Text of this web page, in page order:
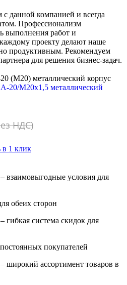
с данной компанией и всегда
Профессионализм
выполнения работ и
проекту делают наше
продуктивным. Рекомендуем
для решения бизнес-задач.
(М20) металлический корпус
НДС)
в 1 клик
обеих сторон
покупателей